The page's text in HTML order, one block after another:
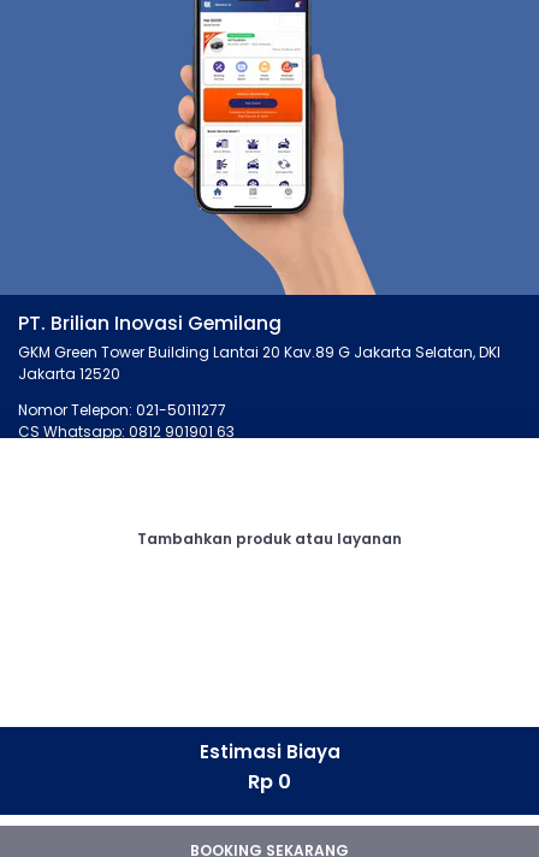
Tambahkan produk atau layanan
Estimasi Biaya
Rp 0
BOOKING SEKARANG
PT. Brilian Inovasi Gemilang
GKM Green Tower Building Lantai 20 Kav.89 G Jakarta Selatan, DKI
Jakarta 12520
Nomor Telepon: 021-50111277
CS Whatsapp: 0812 901901 63
Cari Bengkel
Instagram
LinkedIn
Whatsapp
Youtube